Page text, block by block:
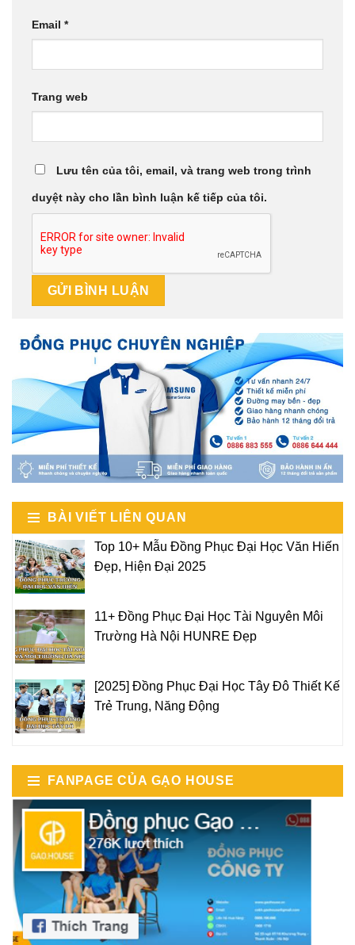
Email *
Trang web
Lưu tên của tôi, email, và trang web trong trình
duyệt này cho lần bình luận kế tiếp của tôi.
BÀI VIẾT LIÊN QUAN
Top 10+ Mẫu Đồng Phục Đại Học Văn Hiến
Đẹp, Hiện Đại 2025
11+ Đồng Phục Đại Học Tài Nguyên Môi
Trường Hà Nội HUNRE Đẹp
[2025] Đồng Phục Đại Học Tây Đô Thiết Kế
Trẻ Trung, Năng Động
FANPAGE CỦA GẠO HOUSE